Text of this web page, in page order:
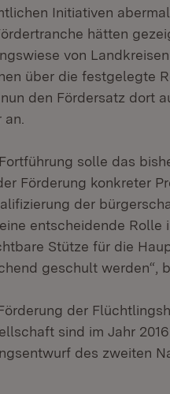
Initiativen
hätten
von
über die festgelegte
den Fördersatz dort
solle das
Förderung konkreter
der
entscheidende Rolle
Stütze für die
geschult werden“,
der
sind im Jahr
des zweiten